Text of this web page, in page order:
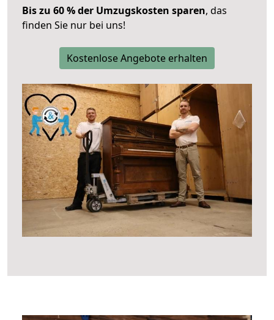
Bis zu 60 % der Umzugskosten sparen, das
finden Sie nur bei uns!
Kostenlose Angebote erhalten